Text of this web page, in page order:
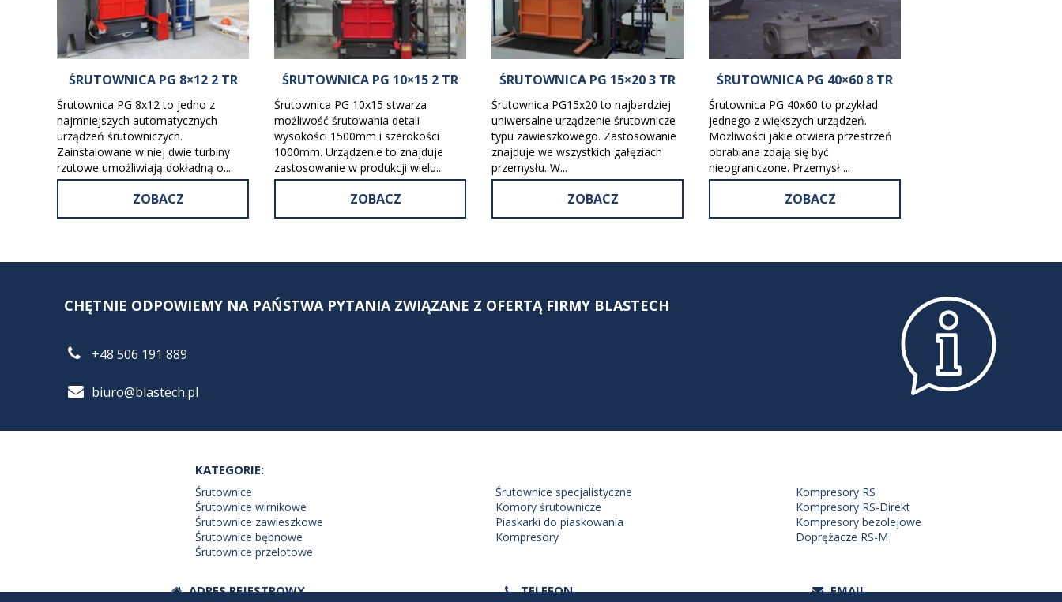
ŚRUTOWNICA PG 8×12 2 TR
Śrutownica PG 8x12 to jedno z
najmniejszych automatycznych
urządzeń śrutowniczych.
Zainstalowane w niej dwie turbiny
rzutowe umożliwiają dokładną o...
ZOBACZ
ŚRUTOWNICA PG 10×15 2 TR
Śrutownica PG 10x15 stwarza
możliwość śrutowania detali
wysokości 1500mm i szerokości
1000mm. Urządzenie to znajduje
zastosowanie w produkcji wielu...
ZOBACZ
ŚRUTOWNICA PG 15×20 3 TR
Śrutownica PG15x20 to najbardziej
uniwersalne urządzenie śrutownicze
typu zawieszkowego. Zastosowanie
znajduje we wszystkich gałęziach
przemysłu. W...
ZOBACZ
ŚRUTOWNICA PG 40×60 8 TR
Śrutownica PG 40x60 to przykład
jednego z większych urządzeń.
Możliwości jakie otwiera przestrzeń
obrabiana zdają się być
nieograniczone. Przemysł ...
ZOBACZ
CHĘTNIE ODPOWIEMY NA PAŃSTWA PYTANIA ZWIĄZANE Z OFERTĄ FIRMY BLASTECH
+48 506 191 889
biuro@blastech.pl
KATEGORIE:
Śrutownice
Śrutownice wirnikowe
Śrutownice zawieszkowe
Śrutownice bębnowe
Śrutownice przelotowe
Śrutownice specjalistyczne
Komory śrutownicze
Piaskarki do piaskowania
Kompresory
Kompresory RS
Kompresory RS-Direkt
Kompresory bezolejowe
Doprężacze RS-M
ADRES REJESTROWY TELEFON EMAIL